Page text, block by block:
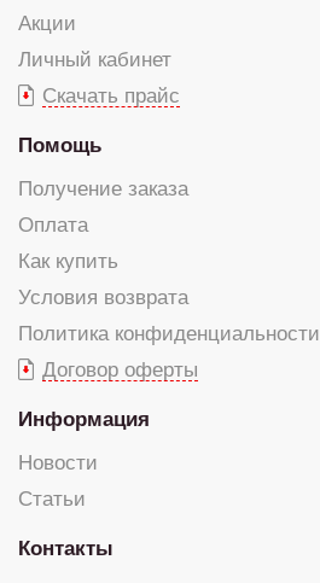
Акции
Личный кабинет
Скачать прайс
Помощь
Получение заказа
Оплата
Как купить
Условия возврата
Политика конфиденциальности
Договор оферты
Информация
Новости
Статьи
Контакты